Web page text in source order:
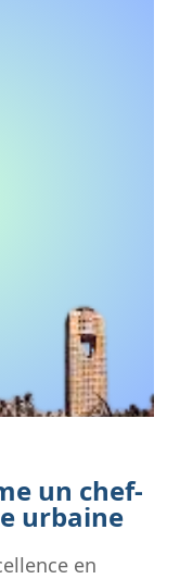
un chef-
urbaine
en